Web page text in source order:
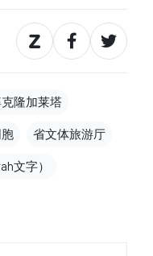
隆加莱塔
省文体旅游厅
文字）